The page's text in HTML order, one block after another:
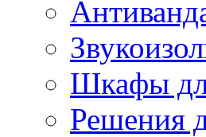
Шкафы
Решения